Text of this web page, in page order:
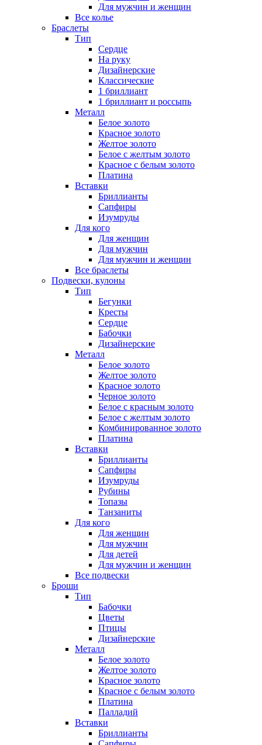
Для мужчин и женщин
Все колье
Браслеты
Тип
Сердце
На руку
Дизайнерские
Классические
1 бриллиант
1 бриллиант и россыпь
Металл
Белое золото
Красное золото
Желтое золото
Белое с желтым золото
Красное с белым золото
Платина
Вставки
Бриллианты
Сапфиры
Изумруды
Для кого
Для женщин
Для мужчин
Для мужчин и женщин
Все браслеты
Подвески, кулоны
Тип
Бегунки
Кресты
Сердце
Бабочки
Дизайнерские
Металл
Белое золото
Желтое золото
Красное золото
Черное золото
Белое с красным золото
Белое с желтым золото
Комбинированное золото
Платина
Вставки
Бриллианты
Сапфиры
Изумруды
Рубины
Топазы
Танзаниты
Для кого
Для женщин
Для мужчин
Для детей
Для мужчин и женщин
Все подвески
Броши
Тип
Бабочки
Цветы
Птицы
Дизайнерские
Металл
Белое золото
Желтое золото
Красное золото
Красное с белым золото
Платина
Палладий
Вставки
Бриллианты